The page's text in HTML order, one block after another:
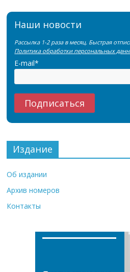
Наши новости
Рассылка 1-2 раза в месяц. Быстрая
Политика обработки персональных
E-mail*
Издание
Об издании
Архив номеров
Контакты